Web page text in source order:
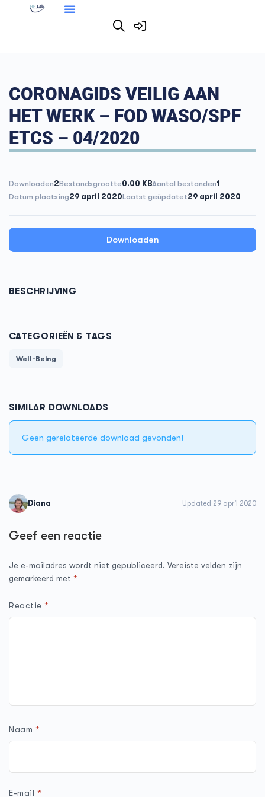
CORONAGIDS VEILIG AAN
HET WERK – FOD WASO/SPF
ETCS – 04/2020
Downloaden2Bestandsgrootte0.00 KBAantal bestanden1
Datum plaatsing29 april 2020Laatst geüpdatet29 april 2020
Downloaden
BESCHRIJVING
CATEGORIEËN & TAGS
Well-Being
SIMILAR DOWNLOADS
Geen gerelateerde download gevonden!
Diana Updated 29 april 2020
Geef een reactie
Je e-mailadres wordt niet gepubliceerd. Vereiste velden zijn
gemarkeerd met *
Reactie*
Naam *
E-mail *